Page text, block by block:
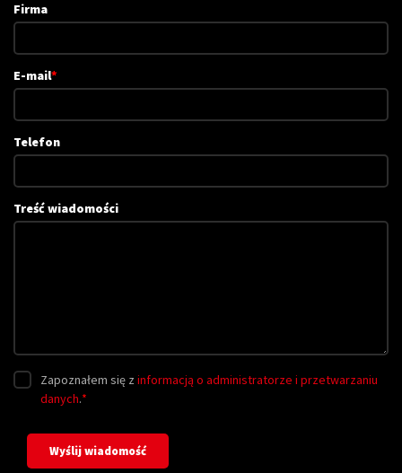
Firma
E-mail*
Telefon
Treść wiadomości
Zapoznałem się z informacją o administratorze i przetwarzaniu
danych.*